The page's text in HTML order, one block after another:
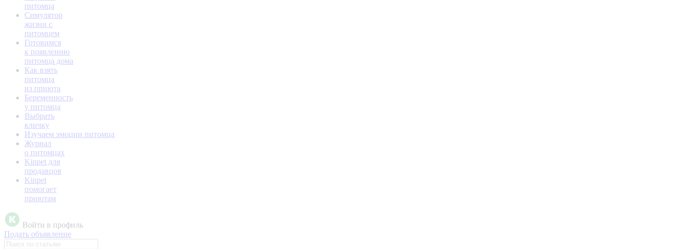
питомца
Симулятор
жизни с
питомцем
Готовимся
к появлению
питомца дома
Как взять
питомца
из приюта
Беременность
у питомца
Выбрать
кличку
Изучаем эмоции питомца
Журнал
о питомцах
Kinpet для
продавцов
Kinpet
помогает
приютам
Войти в профиль
Подать объявление